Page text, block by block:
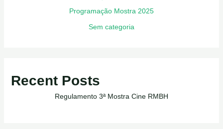
Programação Mostra 2025
Sem categoria
Recent Posts
Regulamento 3ª Mostra Cine RMBH